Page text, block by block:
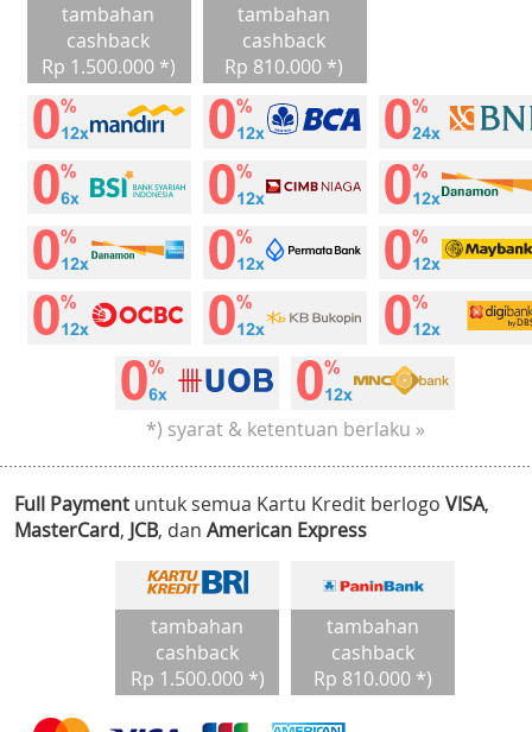
tambahan
cashback
Rp 1.500.000 *)
tambahan
cashback
Rp 810.000 *)
*) syarat & ketentuan berlaku »
Full Payment untuk semua Kartu Kredit berlogo VISA,
MasterCard, JCB, dan American Express
tambahan
cashback
Rp 1.500.000 *)
tambahan
cashback
Rp 810.000 *)